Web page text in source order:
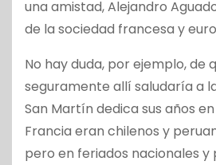
una amistad, Alejandro
de la sociedad francesa y
No hay duda, por ejemplo,
seguramente allí saludaría a
San Martín dedica sus años
Francia eran chilenos y
pero en feriados nacionales y